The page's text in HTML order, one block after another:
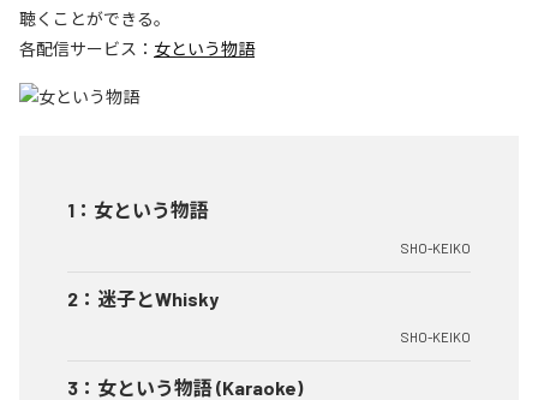
聴くことができる。
各配信サービス： 女という物語
1 ： 女という物語
SHO-KEIKO
2 ： 迷子とWhisky
SHO-KEIKO
3 ： 女という物語 (Karaoke)